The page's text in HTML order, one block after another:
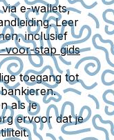
e-wallets,
Leer
inclusief
voor-stap gids
toegang tot
als je
ervoor dat je